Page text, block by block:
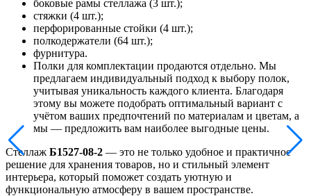
боковые рамы стеллажа (3 шт.);
стяжки (4 шт.);
перфорированные стойки (4 шт.);
полкодержатели (64 шт.);
фурнитура.
Полки для комплектации продаются отдельно. Мы
предлагаем индивидуальный подход к выбору полок,
учитывая уникальность каждого клиента. Благодаря
этому вы можете подобрать оптимальный вариант с
учётом ваших предпочтений по материалам и цветам, а
мы — предложить вам наиболее выгодные цены.
Стеллаж Б1527-08-2 — это не только удобное и практичное
решение для хранения товаров, но и стильный элемент
интерьера, который поможет создать уютную и
функциональную атмосферу в вашем пространстве.